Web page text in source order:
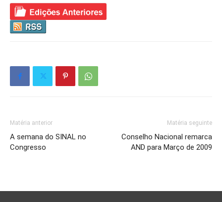
Matéria anterior
A semana do SINAL no
Congresso
Matéria seguinte
Conselho Nacional remarca
AND para Março de 2009